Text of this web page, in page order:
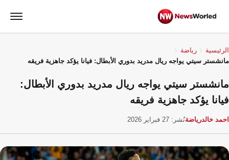
الرئيسية
رياضة
مانشستر سيتي يواجه ريال مدريد بدوري الأبطال: فيانا يؤكد جاهزية فريقه
مانشستر سيتي يواجه ريال مدريد بدوري الأبطال:
فيانا يؤكد جاهزية فريقه
احمد خالدرياضةنُشر: 27 فبراير 2026